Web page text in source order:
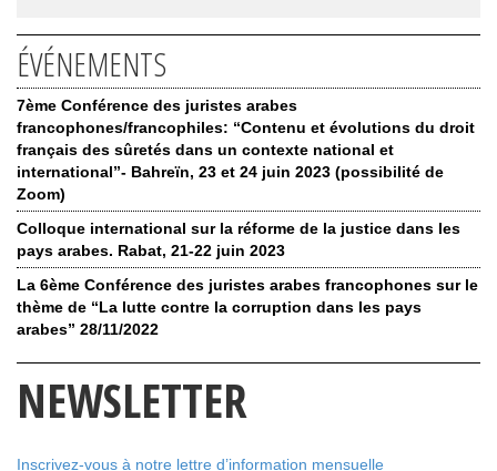
ÉVÉNEMENTS
7ème Conférence des juristes arabes
francophones/francophiles: “Contenu et évolutions du droit
français des sûretés dans un contexte national et
international”- Bahreïn, 23 et 24 juin 2023 (possibilité de
Zoom)
Colloque international sur la réforme de la justice dans les
pays arabes. Rabat, 21-22 juin 2023
La 6ème Conférence des juristes arabes francophones sur le
thème de “La lutte contre la corruption dans les pays
arabes” 28/11/2022
NEWSLETTER
Inscrivez-vous à notre lettre d’information mensuelle